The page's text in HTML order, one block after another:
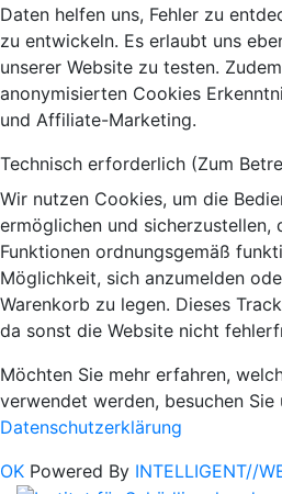
Daten helfen uns, Fehler zu
zu entwickeln. Es erlaubt uns
unserer Website zu testen.
anonymisierten Cookies
und Affiliate-Marketing.
Technisch erforderlich (Zum
Wir nutzen Cookies, um die
ermöglichen und sicherzustellen,
Funktionen ordnungsgemäß
Möglichkeit, sich anzumelden
Warenkorb zu legen. Dieses
da sonst die Website nicht
Möchten Sie mehr erfahren,
verwendet werden, besuchen Sie
Datenschutzerklärung
OK Powered By INTELLIGENT//